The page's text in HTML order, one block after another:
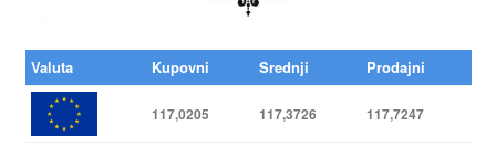
Valuta Kupovni Srednji Prodajni
117,0205 117,3726 117,7247